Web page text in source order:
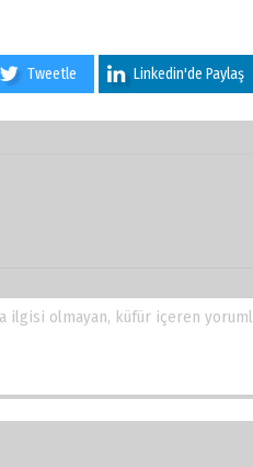
Tweetle Linkedin'de Paylaş